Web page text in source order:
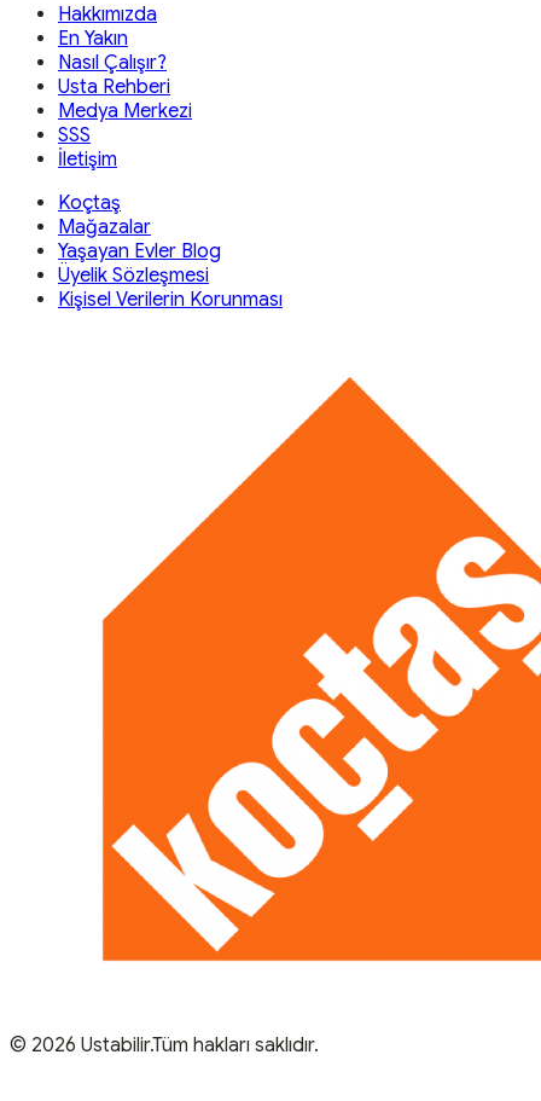
Hakkımızda
En Yakın
Nasıl Çalışır?
Usta Rehberi
Medya Merkezi
SSS
İletişim
Koçtaş
Mağazalar
Yaşayan Evler Blog
Üyelik Sözleşmesi
Kişisel Verilerin Korunması
© 2026 Ustabilir.Tüm hakları saklıdır.